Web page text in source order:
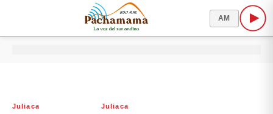
AM
Juliaca Juliaca